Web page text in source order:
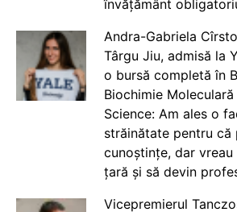
învățământ
Andra-Gabriela
Târgu Jiu, admisă la
o bursă completă în
Biochimie
Science: Am ales o
străinătate pentru
cunoștințe, dar
țară și să devin
Vicepremierul